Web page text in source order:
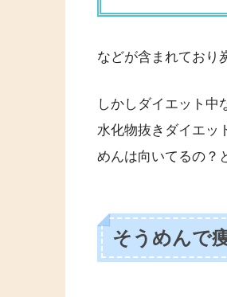
などが含まれており
しかしダイエット中
水化物抜きダイエッ
めんは向いてるの？
そうめんで